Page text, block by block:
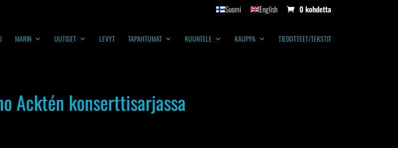
Suomi English 0 kohdetta
MARIN UUTISET LEVYT TAPAHTUMAT KUUNTELE KAUPPA TIEDOTTEET/TEKSTIT
Acktén konserttisarjassa